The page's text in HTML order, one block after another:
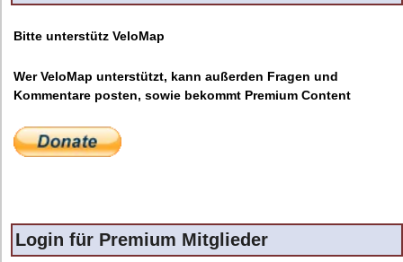
Bitte unterstütz VeloMap
Wer VeloMap unterstützt, kann außerden Fragen und
Kommentare posten, sowie bekommt Premium Content
Login für Premium Mitglieder